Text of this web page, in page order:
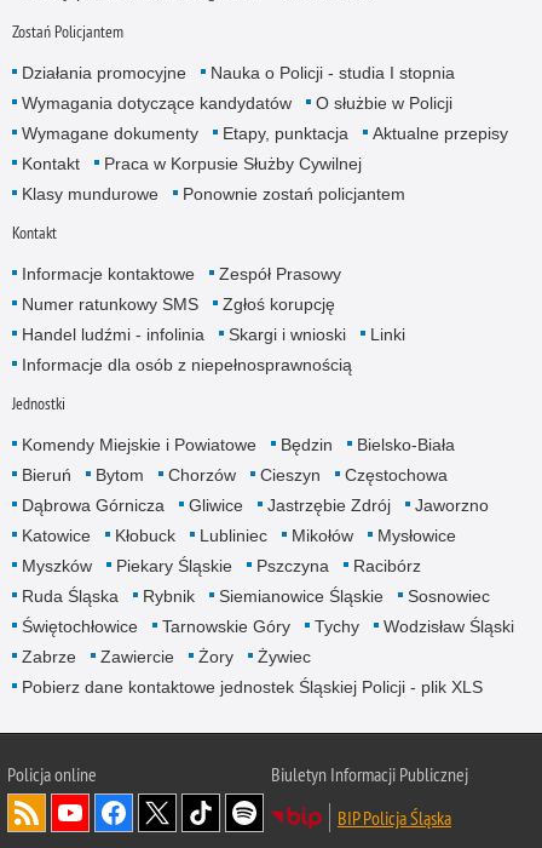
Zostań Policjantem
Działania promocyjne
Nauka o Policji - studia I stopnia
Wymagania dotyczące kandydatów
O służbie w Policji
Wymagane dokumenty
Etapy, punktacja
Aktualne przepisy
Kontakt
Praca w Korpusie Służby Cywilnej
Klasy mundurowe
Ponownie zostań policjantem
Kontakt
Informacje kontaktowe
Zespół Prasowy
Numer ratunkowy SMS
Zgłoś korupcję
Handel ludźmi - infolinia
Skargi i wnioski
Linki
Informacje dla osób z niepełnosprawnością
Jednostki
Komendy Miejskie i Powiatowe Będzin
Bielsko-Biała
Bieruń
Bytom Chorzów Cieszyn
Częstochowa
Dąbrowa Górnicza
Gliwice Jastrzębie Zdrój
Jaworzno
Katowice
Kłobuck Lubliniec Mikołów
Mysłowice
Myszków
Piekary Śląskie Pszczyna
Racibórz
Ruda Śląska
Rybnik Siemianowice Śląskie
Sosnowiec
Świętochłowice
Tarnowskie Góry Tychy
Wodzisław Śląski
Zabrze
Zawiercie Żory
Żywiec
Pobierz dane kontaktowe jednostek Śląskiej Policji - plik XLS
Policja online
Biuletyn Informacji Publicznej
BIP Policja Śląska